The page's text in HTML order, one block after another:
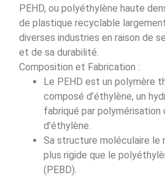
PEHD, ou polyéthylène haute
de plastique recyclable
diverses industries en raison de
et de sa durabilité.
Composition et Fabrication :
Le PEHD est un polymère
composé d’éthylène, un
fabriqué par polymérisation
d’éthylène.
Sa structure moléculaire le
plus rigide que le
(PEBD).